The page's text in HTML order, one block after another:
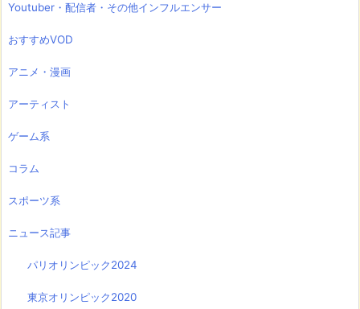
Youtuber・配信者・その他インフルエンサー
おすすめVOD
アニメ・漫画
アーティスト
ゲーム系
コラム
スポーツ系
ニュース記事
パリオリンピック2024
東京オリンピック2020